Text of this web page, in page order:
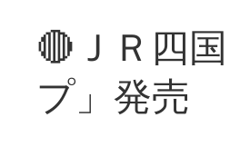
🔴ＪＲ四
プ」発売